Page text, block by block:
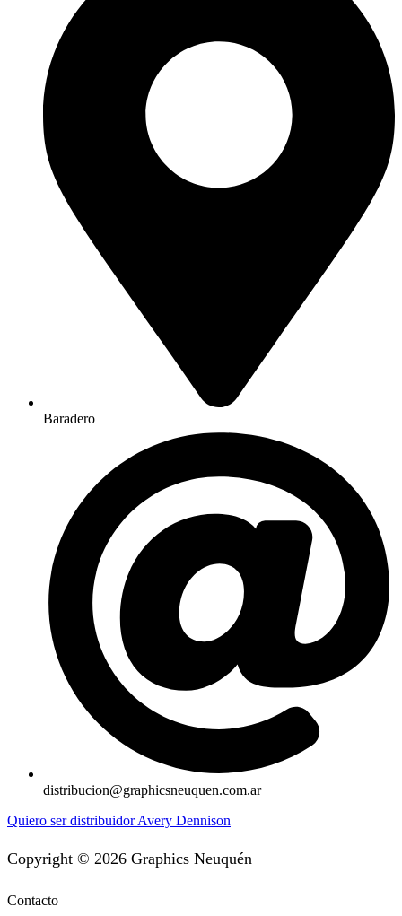
Baradero
distribucion@graphicsneuquen.com.ar
Quiero ser distribuidor Avery Dennison
Copyright © 2026 Graphics Neuquén
Contacto